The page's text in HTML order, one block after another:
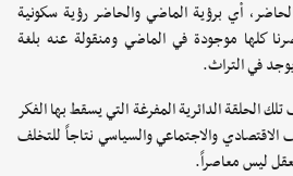
أي برؤية الماضي والحاضر رؤية سكونية
كلها موجودة في الماضي ومنقولة عنه بلغة
في التراث.
الحلقة الدائرية المفرغة التي يسقط بها الفكر
الاقتصادي والاجتماعي والسياسي نتاجاً للتخلف
ليس معاصراً.